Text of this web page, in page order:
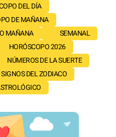
DEL DÍA
DE MAÑANA
MAÑANA
SEMANAL
HORÓSCOPO 2026
NÚMEROS DE LA SUERTE
SIGNOS DEL ZODIACO